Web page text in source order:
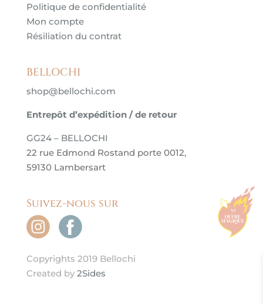
Politique de confidentialité
Mon compte
Résiliation du contrat
BELLOCHI
shop@bellochi.com
Entrepôt d’expédition / de retour
GG24 – BELLOCHI
22 rue Edmond Rostand porte 0012,
59130 Lambersart
Suivez-nous sur
Copyrights 2019 Bellochi
Created by 2Sides